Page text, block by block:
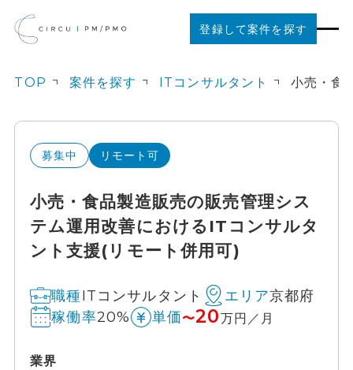
登録して案件を探す
ご利用の流れ
お役立ちコンテンツ
法人の方はこちら
TOP 案件を探す ITコンサルタント
募集中 リモート可
小売・食品製造販売の販売管理シス
テム運用改善におけるITコンサルタ
ント支援(リモート併用可)
職種ITコンサルタント エリア京都府
稼働率20% 単価〜20万円／月
業界